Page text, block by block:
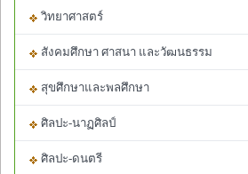
วิทยาศาสตร์
สังคมศึกษา ศาสนา และวัฒนธรรม
สุขศึกษาและพลศึกษา
ศิลปะ-นาฏศิลป์
ศิลปะ-ดนตรี